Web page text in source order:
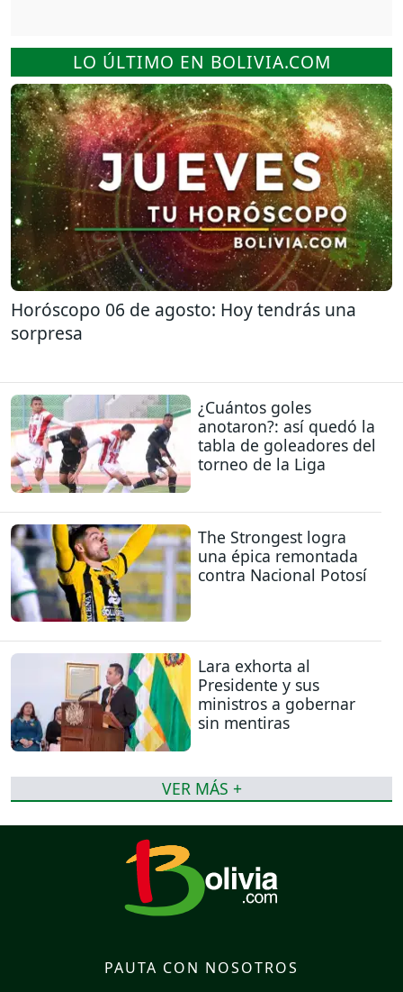
LO ÚLTIMO EN BOLIVIA.COM
Horóscopo 06 de agosto: Hoy tendrás una
sorpresa
¿Cuántos goles
anotaron?: así quedó la
tabla de goleadores del
torneo de la Liga
The Strongest logra
una épica remontada
contra Nacional Potosí
Lara exhorta al
Presidente y sus
ministros a gobernar
sin mentiras
VER MÁS +
PAUTA CON NOSOTROS